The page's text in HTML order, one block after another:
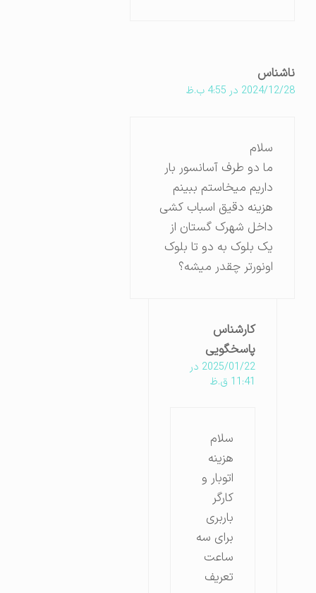
ناشناس
2024/12/28 در 4:55 ب.ظ
سلام
ما دو طرف آسانسور بار
داریم میخاستم ببینم
هزینه دقیق اسباب کشی
داخل شهرک گستان از
یک بلوک به دو تا بلوک
اونورتر چقدر میشه؟
کارشناس
پاسخگویی
2025/01/22 در
11:41 ق.ظ
سلام
هزینه
اتوبار و
کارگر
باربری
برای سه
ساعت
تعریف